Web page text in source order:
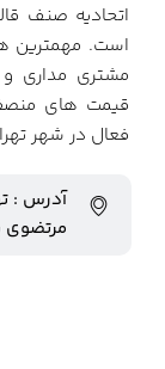
است. مهمترین
مشتری مداری و
قیمت های
فعال در شهر
آدرس :
مرتضوی پلاک